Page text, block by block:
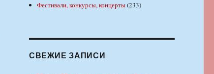
Фестивали, конкурсы, концерты(233)
СВЕЖИЕ ЗАПИСИ